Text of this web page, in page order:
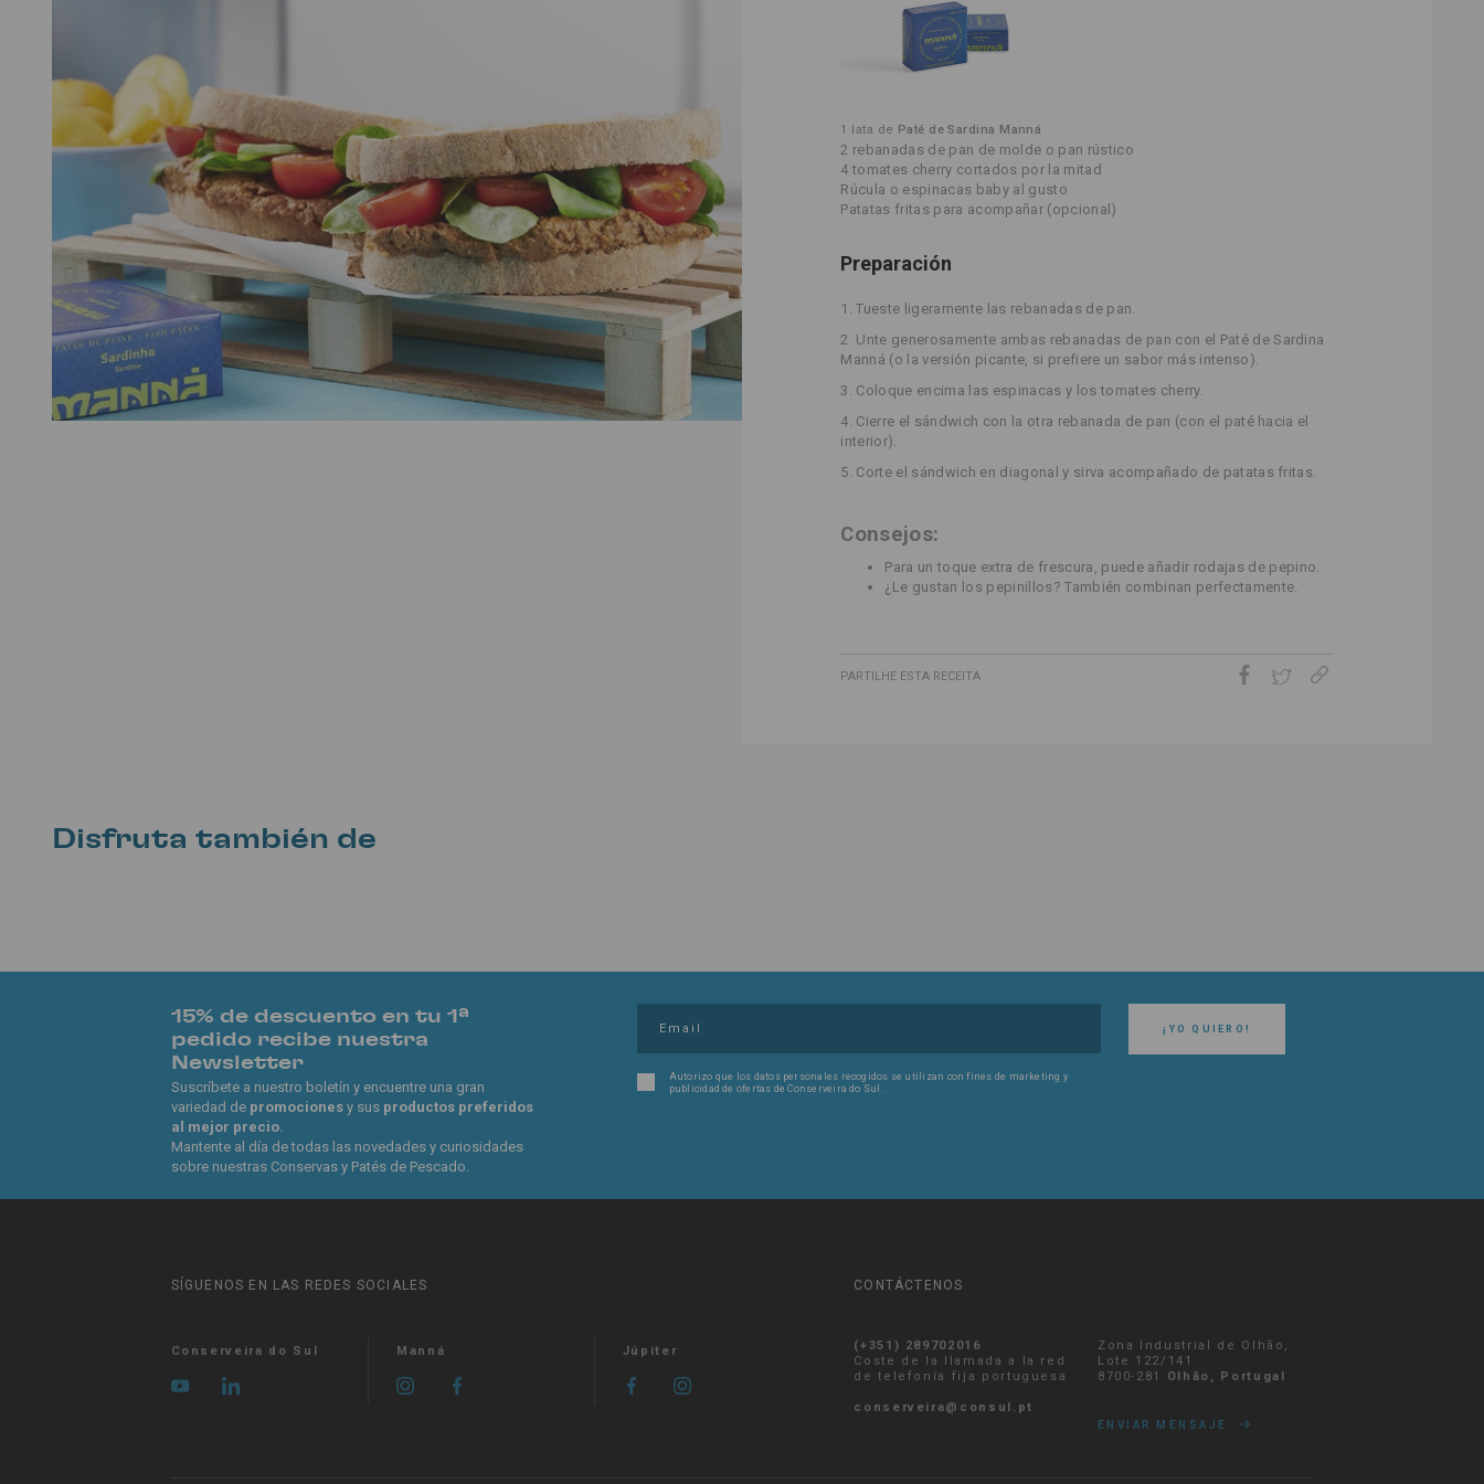
1 lata de Paté de Sardina Manná
2 rebanadas de pan de molde o pan rústico
4 tomates cherry cortados por la mitad
Rúcula o espinacas baby al gusto
Patatas fritas para acompañar (opcional)
Preparación
1. Tueste ligeramente las rebanadas de pan.
2. Unte generosamente ambas rebanadas de pan con el Paté de Sardina
Manná (o la versión picante, si prefiere un sabor más intenso).
3. Coloque encima las espinacas y los tomates cherry.
4. Cierre el sándwich con la otra rebanada de pan (con el paté hacia el
interior).
5. Corte el sándwich en diagonal y sirva acompañado de patatas fritas.
Consejos:
Para un toque extra de frescura, puede añadir rodajas de pepino.
¿Le gustan los pepinillos? También combinan perfectamente.
PARTILHE ESTA RECEITA
Disfruta también de
15% de descuento en tu 1ª
pedido recibe nuestra
Newsletter
Suscríbete a nuestro boletín y encuentre una gran
variedad de promocionesy sus productos preferidos
al mejor precio.
Mantente al día de todas las novedades y curiosidades
sobre nuestras Conservas y Patés de Pescado.
¡YO QUIERO!
Autorizo ​​que los datos personales recogidos se utilizan con fines de marketing y
publicidad de ofertas de Conserveira do Sul.
SÍGUENOS EN LAS REDES SOCIALES
Conserveira do Sul Manná Júpiter
CONTÁCTENOS
(+351) 289702016
Coste de la llamada a la red
de telefonía fija portuguesa
conserveira@consul.pt
Zona Industrial de Olhão,
Lote 122/141
8700-281 Olhão, Portugal
ENVIAR MENSAJE